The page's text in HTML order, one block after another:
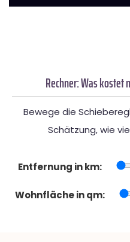
Rechner: Was kostet
Bewege die
Schätzung, wie
Entfernung in km:
Wohnfläche in qm: